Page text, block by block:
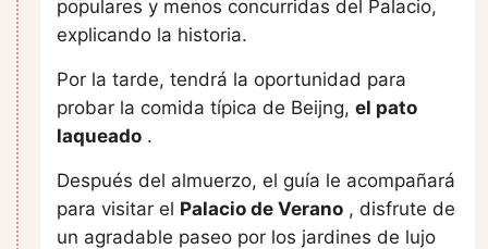
populares y menos concurridas del Palacio,
explicando la historia.
Por la tarde, tendrá la oportunidad para
probar la comida típica de Beijng, el pato
laqueado .
Después del almuerzo, el guía le acompañará
para visitar el Palacio de Verano , disfrute de
un agradable paseo por los jardines de lujo